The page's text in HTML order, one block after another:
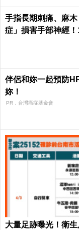
手指長期刺痛、麻
症」損害手部神經
伴侶和妳一起預防
妳！
PR．台灣癌症基金會
大量足跡曝光！衛